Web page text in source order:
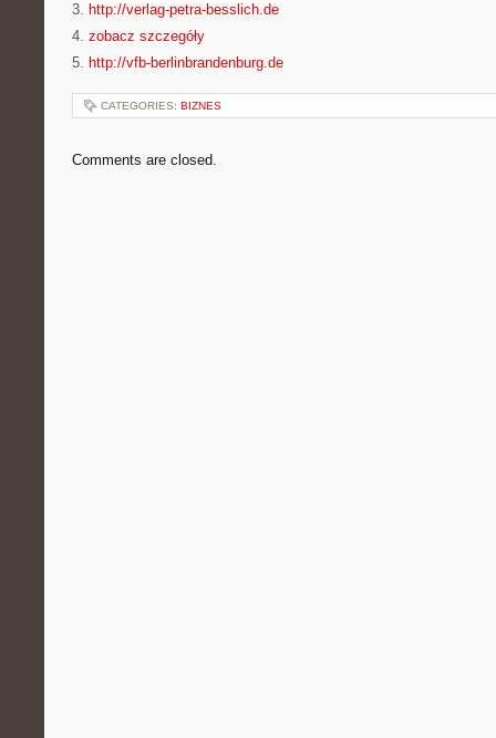
3. http://verlag-petra-besslich.de
4. zobacz szczegóły
5. http://vfb-berlinbrandenburg.de
CATEGORIES: BIZNES
Comments are closed.